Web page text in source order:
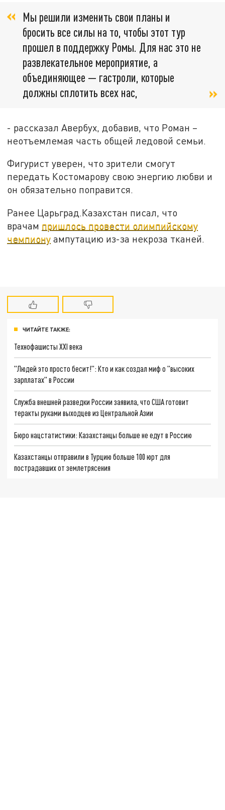
Мы решили изменить свои планы и
бросить все силы на то, чтобы этот тур
прошел в поддержку Ромы. Для нас это не
развлекательное мероприятие, а
объединяющее — гастроли, которые
должны сплотить всех нас,
- рассказал Авербух, добавив, что Роман –
неотъемлемая часть общей ледовой семьи.
Фигурист уверен, что зрители смогут
передать Костомарову свою энергию любви и
он обязательно поправится.
Ранее Царьград.Казахстан писал, что
врачам пришлось провести олимпийскому
чемпиону ампутацию из-за некроза тканей.
ЧИТАЙТЕ ТАКЖЕ:
Технофашисты XXI века
"Людей это просто бесит!": Кто и как создал миф о "высоких
зарплатах" в России
Служба внешней разведки России заявила, что США готовит
теракты руками выходцев из Центральной Азии
Бюро нацстатистики: Казахстанцы больше не едут в Россию
Казахстанцы отправили в Турцию больше 100 юрт для
пострадавших от землетрясения